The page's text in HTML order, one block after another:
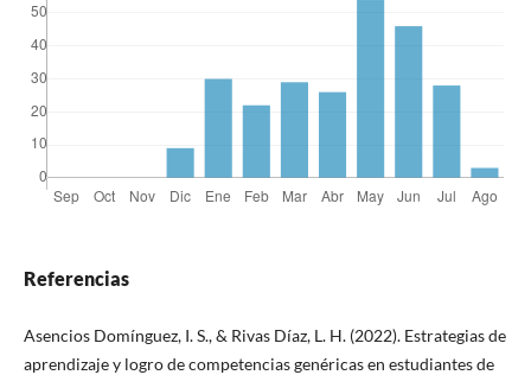
Referencias
Asencios Domínguez, I. S., & Rivas Díaz, L. H. (2022). Estrategias de
aprendizaje y logro de competencias genéricas en estudiantes de